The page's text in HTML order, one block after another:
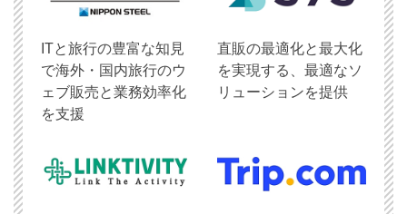
ITと旅行の豊富な知見
で海外・国内旅行のウ
ェブ販売と業務効率化
を支援
直販の最適化と最大化
を実現する、最適なソ
リューションを提供